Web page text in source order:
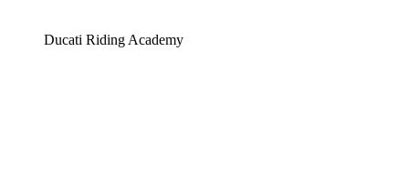
Ducati Riding Academy